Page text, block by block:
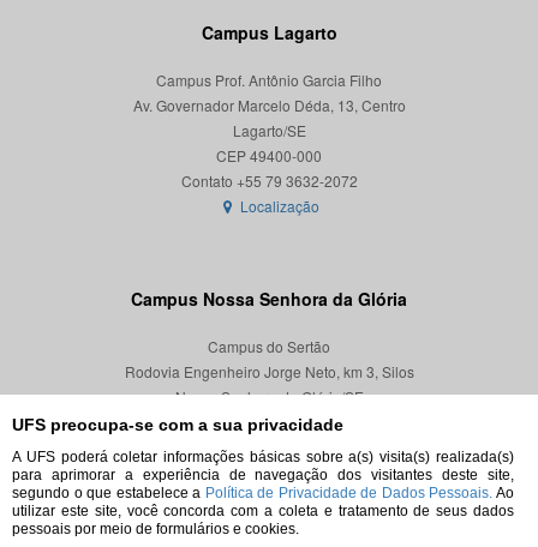
UFS preocupa-se com a sua privacidade
A UFS poderá coletar informações básicas sobre a(s) visita(s) realizada(s)
para aprimorar a experiência de navegação dos visitantes deste site,
segundo o que estabelece a Política de Privacidade de Dados Pessoais. Ao
utilizar este site, você concorda com a coleta e tratamento de seus dados
pessoais por meio de formulários e cookies.
Campus Lagarto
Campus Prof. Antônio Garcia Filho
Av. Governador Marcelo Déda, 13, Centro
Lagarto/SE
CEP 49400-000
Localização
Campus Nossa Senhora da Glória
Campus do Sertão
Rodovia Engenheiro Jorge Neto, km 3, Silos
Nossa Senhora da Glória/SE
CEP 49680-000
Localização